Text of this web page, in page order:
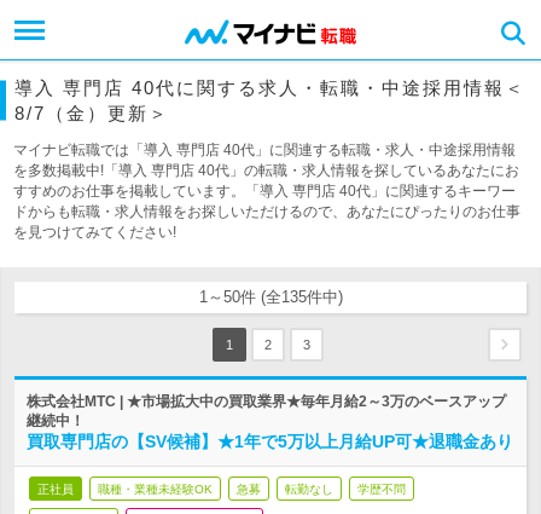
導入 専門店 40代に関する求人・転職・中途採用情報＜
8/7（金）更新＞
マイナビ転職では「導入 専門店 40代」に関連する転職・求人・中途採用情報
を多数掲載中!「導入 専門店 40代」の転職・求人情報を探しているあなたにお
すすめのお仕事を掲載しています。「導入 専門店 40代」に関連するキーワー
ドからも転職・求人情報をお探しいただけるので、あなたにぴったりのお仕事
を見つけてみてください!
1～50件 (全135件中)
1 2 3
株式会社MTC | ★市場拡大中の買取業界★毎年月給2～3万のベースアップ
継続中！
買取専門店の【SV候補】★1年で5万以上月給UP可★退職金あり
正社員 職種・業種未経験OK 急募 転勤なし 学歴不問